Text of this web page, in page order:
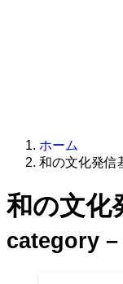
ホーム
和の文化発信
和の文化
category –